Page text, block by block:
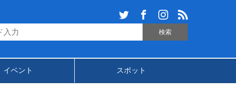
イベント スポット